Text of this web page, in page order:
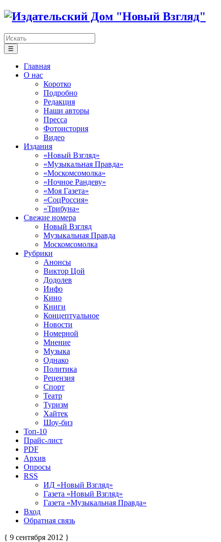
☰
Главная
О нас
Коротко
Подробно
Редакция
Наши авторы
Пресса
Фотоистория
Видео
Издания
«Новый Взгляд»
«Музыкальная Правда»
«Москомсомолка»
«Ночное Рандеву»
«Моя Газета»
«СоцРоссия»
«Трибуна»
Свежие номера
Новый Взгляд
Музыкальная Правда
Москомсомолка
Рубрики
Анонсы
Виктор Цой
Додолев
Инфо
Кино
Книги
Концептуальное
Новости
Номерной
Мнение
Музыка
Однако
Политика
Рецензия
Спорт
Театр
Туризм
Хайтек
Шоу-биз
Топ-10
Прайс-лист
PDF
Архив
Опросы
RSS
ИД «Новый Взгляд»
Газета «Новый Взгляд»
Газета «Музыкальная Правда»
Вход
Обратная связь
{ 9 сентября 2012 }